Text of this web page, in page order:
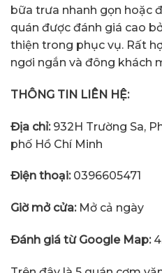
bữa trưa nhanh gọn hoặc
quán được đánh giá cao
thiện trong phục vụ. Rất
ngơi ngắn và đông khách
THÔNG TIN LIÊN HỆ:
Địa chỉ: 932H Trường Sa,
phố Hồ Chí Minh
Điện thoại:0396605471
Giờ mở cửa: Mở cả ngày
Đánh giá từ Google Map: